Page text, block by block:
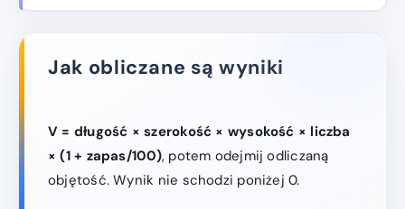
Jak obliczane są wyniki
V = długość × szerokość × wysokość × liczba
× (1 + zapas/100), potem odejmij odliczaną
objętość. Wynik nie schodzi poniżej 0.